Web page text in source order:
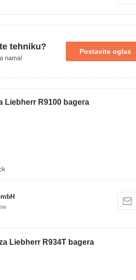
tehniku?
nama!
Postavite oglas
Liebherr R9100 bagera
Liebherr R934T bagera